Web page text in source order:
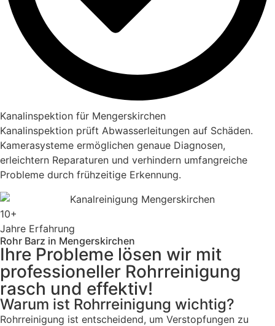
Kanalinspektion für Mengerskirchen
Kanalinspektion prüft Abwasserleitungen auf Schäden.
Kamerasysteme ermöglichen genaue Diagnosen,
erleichtern Reparaturen und verhindern umfangreiche
Probleme durch frühzeitige Erkennung.
10+
Jahre Erfahrung
Rohr Barz in Mengerskirchen
Ihre Probleme lösen wir mit
professioneller Rohrreinigung
rasch und effektiv!
Warum ist Rohrreinigung wichtig?
Rohrreinigung ist entscheidend, um Verstopfungen zu